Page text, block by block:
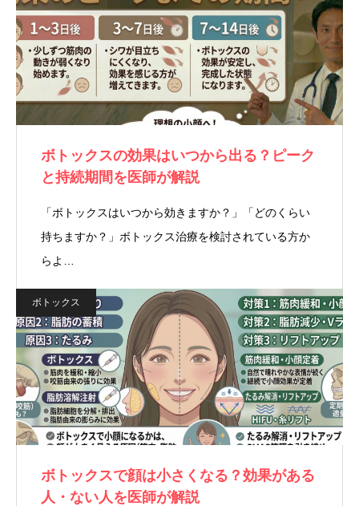
ボトックスの効果はいつから出る？ピーク
と持続期間を医師が解説
「ボトックスはいつから効きますか？」「どのくらい
持ちますか？」ボトックス治療を検討されている方か
らよ…
ボトックス
ボトックスで顔は小さくなる？効果がある
人・ない人を医師が解説